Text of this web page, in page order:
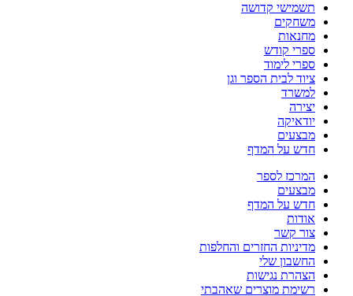
תשמישי קדושה
משחקים
מחנאות
ספרי קודש
ספרי לימוד
ציוד לבית הספר וגן
למשרד
יצירה
יודאיקה
מבצעים
חדש על המדף
המרכז לספר
מבצעים
חדש על המדף
אודות
צור קשר
מדיניות החזרים והחלפות
החשבון שלי
הצהרת נגישות
רשימת מוצרים שאהבתי